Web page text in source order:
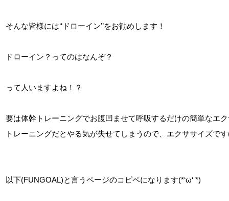
そんな皆様には‘‘ドローイン’’をお勧めします！
ドローイン？ってのはなんぞ？
って人いますよね！？
要は体幹トレーニングでお腹凹ませて呼吸するだけの簡単なエ
トレーニングだとやる気が失せてしまうので、エクササイズで
以下(FUNGOAL)と言うページのコピペになります(*‘ω‘ *)